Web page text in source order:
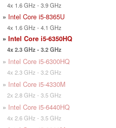
4x 1.6 GHz - 3.9 GHz
» Intel Core i5-8365U
4x 1.6 GHz - 4.1 GHz
» Intel Core i5-6350HQ
4x 2.3 GHz - 3.2 GHz
» Intel Core i5-6300HQ
4x 2.3 GHz - 3.2 GHz
» Intel Core i5-4330M
2x 2.8 GHz - 3.5 GHz
» Intel Core i5-6440HQ
4x 2.6 GHz - 3.5 GHz